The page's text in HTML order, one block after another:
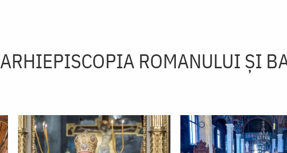
ARHIEPISCOPIA ROMANULUI ŞI